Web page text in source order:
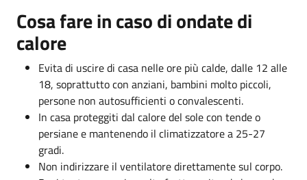
Cosa fare in caso di ondate di
calore
Evita di uscire di casa nelle ore più calde, dalle 12 alle
18, soprattutto con anziani, bambini molto piccoli,
persone non autosufficienti o convalescenti.
In casa proteggiti dal calore del sole con tende o
persiane e mantenendo il climatizzatore a 25-27
gradi.
Non indirizzare il ventilatore direttamente sul corpo.